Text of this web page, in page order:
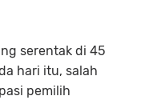
serentak di 45
hari itu, salah
pemilih